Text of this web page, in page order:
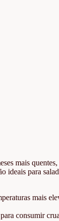
mais
ideais para
mais
consumir